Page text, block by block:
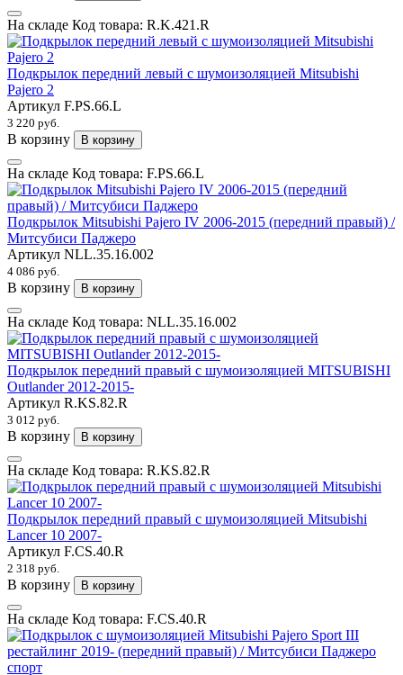
На складе Код товара: R.K.421.R
Подкрылок передний левый с шумоизоляцией Mitsubishi
Pajero 2
Артикул F.PS.66.L
3 220 руб.
В корзину В корзину
На складе Код товара: F.PS.66.L
Подкрылок Mitsubishi Pajero IV 2006-2015 (передний правый) /
Митсубиси Паджеро
Артикул NLL.35.16.002
4 086 руб.
В корзину В корзину
На складе Код товара: NLL.35.16.002
Подкрылок передний правый с шумоизоляцией MITSUBISHI
Outlander 2012-2015-
Артикул R.KS.82.R
3 012 руб.
В корзину В корзину
На складе Код товара: R.KS.82.R
Подкрылок передний правый с шумоизоляцией Mitsubishi
Lancer 10 2007-
Артикул F.CS.40.R
2 318 руб.
В корзину В корзину
На складе Код товара: F.CS.40.R